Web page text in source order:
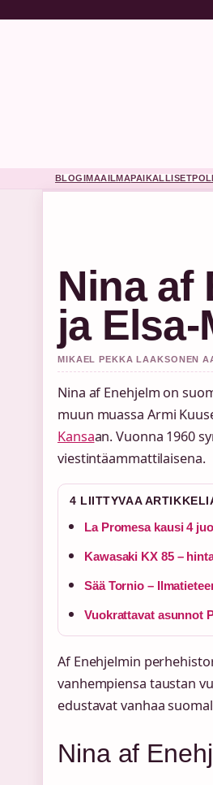
BLOGIMAAILMAPAIKALLISET
Nina af
ja
MIKAEL PEKKA LAAKSONEN
Nina af Enehjelm on
muun muassa Armi
Kansaan. Vuonna 1960
viestintäammattilaisena.
4 LIITTYVAA
La Promesa kausi 4
Kawasaki KX 85 –
Sää Tornio –
Vuokrattavat asunnot
Af Enehjelmin
vanhempiensa taustan
edustavat vanhaa
Nina af